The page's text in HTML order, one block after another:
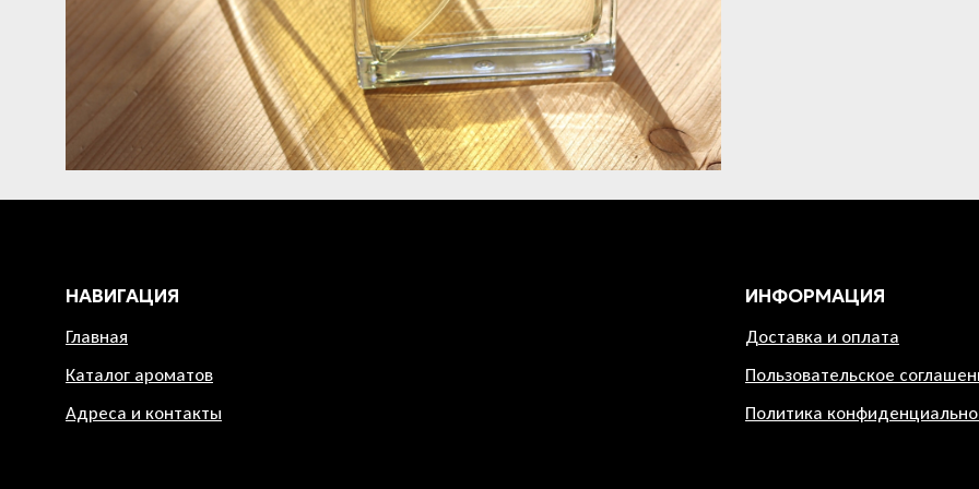
НАВИГАЦИЯ
Главная
Каталог ароматов
Адреса и контакты
ИНФОРМАЦИЯ
Доставка и оплата
Пользовательское
Политика